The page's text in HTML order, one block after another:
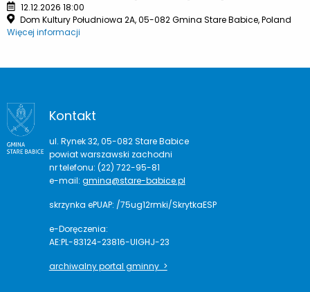
12.12.2026 18:00
Dom Kultury Południowa 2A, 05-082 Gmina Stare Babice, Poland
Więcej informacji
Kontakt
ul. Rynek 32, 05-082 Stare Babice
powiat warszawski zachodni
nr telefonu: (22) 722-95-81
e-mail: gmina@stare-babice.pl
skrzynka ePUAP: /75ug12rmki/SkrytkaESP
e-Doręczenia:
AE:PL-83124-23816-UIGHJ-23
archiwalny portal gminny >